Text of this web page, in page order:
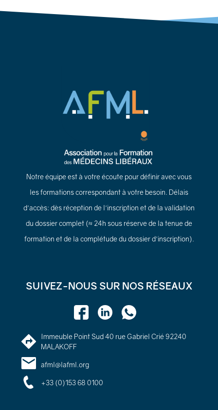
Notre équipe est à votre écoute pour définir avec vous
les formations correspondant à votre besoin. Délais
d'accès: dès réception de l'inscription et de la validation
du dossier complet (≈ 24h sous réserve de la tenue de
formation et de la complétude du dossier d'inscription).
SUIVEZ-NOUS SUR NOS RÉSEAUX
Immeuble Point Sud 40 rue Gabriel Crié 92240
MALAKOFF
afml@lafml.org
+33 (0)153 68 0100